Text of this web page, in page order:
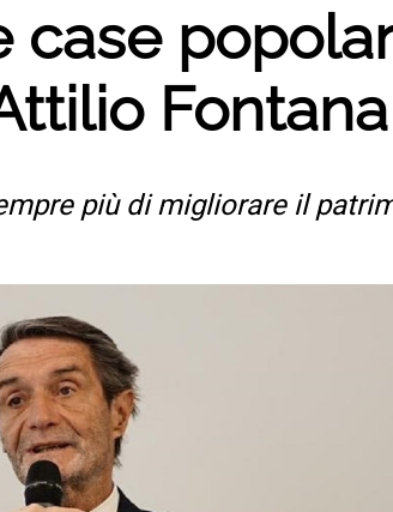
case
Fontana
più di migliorare il